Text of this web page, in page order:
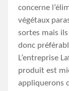
concerne
végétaux
sortes mais
donc
L’entreprise
produit est
appliquerons